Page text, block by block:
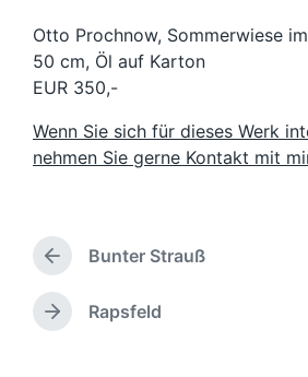
Otto Prochnow, Sommerwiese
50 cm, Öl auf Karton
EUR 350,-
Wenn Sie sich für dieses Werk
nehmen Sie gerne Kontakt mit
V
o
r
h
Bunter Strauß
N
Rapsfeld